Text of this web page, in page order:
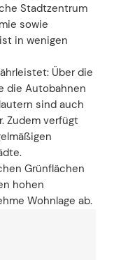
Stadtzentrum
sowie
in wenigen
Über die
die Autobahnen
sind auch
Zudem verfügt
Grünflächen
hohen
Wohnlage ab.